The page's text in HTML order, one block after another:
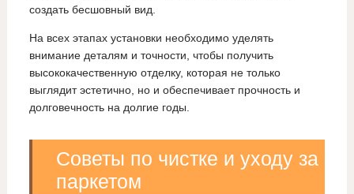
создать бесшовный вид.
На всех этапах установки необходимо уделять
внимание деталям и точности, чтобы получить
высококачественную отделку, которая не только
выглядит эстетично, но и обеспечивает прочность и
долговечность на долгие годы.
Советы по чистке и уходу за
паркетом